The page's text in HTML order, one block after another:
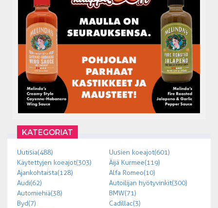
KATEGORIAT
Uutisia (488)
Uusien koeajot (601)
Käytettyjen koeajot (303)
Äijä Kurmee (119)
Ajankohtaista (128)
Alfa Romeo (10)
Audi (62)
Autoilijan hyötyvinkit (300)
Automiehiä (38)
BMW (71)
Byd (7)
Cadillac (3)